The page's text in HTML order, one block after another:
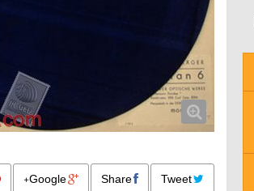
Tweet
Share
Google+